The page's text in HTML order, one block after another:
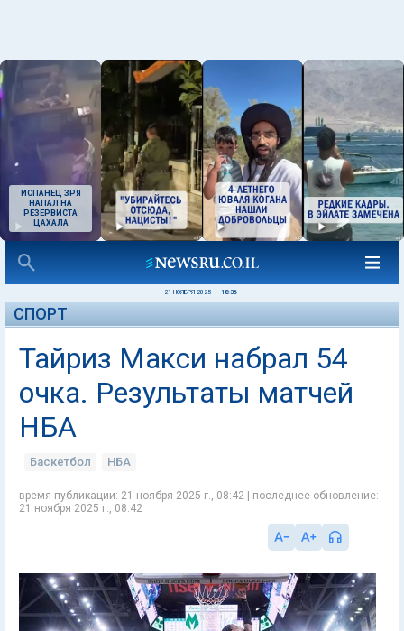
ИСПАНЕЦ ЗРЯ
НАПАЛ НА
РЕЗЕРВИСТА
ЦАХАЛА
21 НОЯБРЯ 2025 18:36
СПОРТ
Тайриз Макси набрал 54
очка. Результаты матчей
НБА
Баскетбол НБА
время публикации: 21 ноября 2025 г., 08:42 | последнее обновление:
21 ноября 2025 г., 08:42